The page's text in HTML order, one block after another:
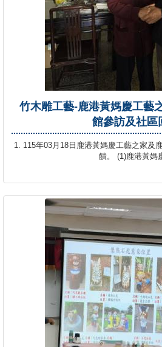
竹木雕工藝-鹿港黃媽慶工藝
館參訪及社區
1. 115年03月18日鹿港黃媽慶工藝之家及
饋。 (1)鹿港黃媽